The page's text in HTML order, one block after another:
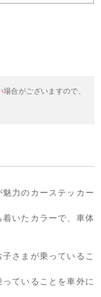
場合がございますので、
力のカーステッカー
いたカラーで、車体
さまが乗っているこ
ていることを車外に